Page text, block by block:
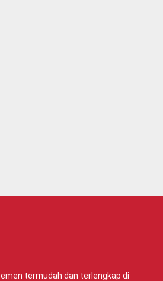
termudah dan terlengkap di